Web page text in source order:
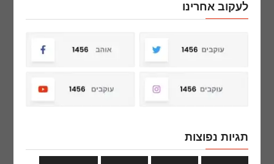
לעקוב אחרינו
תגיות נפוצות